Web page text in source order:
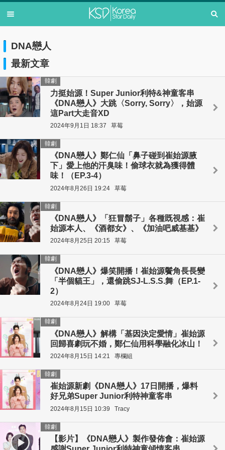
DNA戀人
最新文章
力挺始源！Super Junior利特&神童客串
《DNA戀人》大跳〈Sorry, Sorry〉，始源
這Part大走音XD
韓劇
2024年9月1日 18:37 草莓
《DNA戀人》鄭仁仙「鼻子碰到崔始源腋
下」愛上他的汗臭味！偷球衣就為獲得體
味！（EP.3-4）
韓劇
2024年8月26日 19:24 草莓
《DNA戀人》「狂冒鬍子」各種既視感：崔
始源本人、《酒都女》、《加油吧威基基》
韓劇
2024年8月25日 20:15 草莓
《DNA戀人》爆笑開播！崔始源鬢角長長變
「半個貓王」，還偷跳SJ-L.S.S.舞（EP.1-
2）
韓劇
2024年8月24日 19:00 草莓
《DNA戀人》解構「基因決定愛情」崔始源
回歸喜劇玩不婚，鄭仁仙用科學融化冰山！
韓劇
2024年8月15日 14:21 專欄組
崔始源新劇《DNA戀人》17日開播，爆料
好兄弟Super Junior利特神童客串
韓劇
2024年8月15日 10:39 Tracy
【影片】《DNA戀人》製作發佈會：崔始源
韓劇